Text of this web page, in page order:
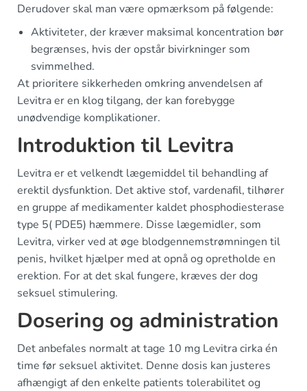
Derudover skal man være opmærksom på følgende:
Aktiviteter, der kræver maksimal koncentration bør
begrænses, hvis der opstår bivirkninger som
svimmelhed.
At prioritere sikkerheden omkring anvendelsen af
Levitra er en klog tilgang, der kan forebygge
unødvendige komplikationer.
Introduktion til Levitra
Levitra er et velkendt lægemiddel til behandling af
erektil dysfunktion. Det aktive stof, vardenafil, tilhører
en gruppe af medikamenter kaldet phosphodiesterase
type 5( PDE5) hæmmere. Disse lægemidler, som
Levitra, virker ved at øge blodgennemstrømningen til
penis, hvilket hjælper med at opnå og opretholde en
erektion. For at det skal fungere, kræves der dog
seksuel stimulering.
Dosering og administration
Det anbefales normalt at tage 10 mg Levitra cirka én
time før seksuel aktivitet. Denne dosis kan justeres
afhængigt af den enkelte patients tolerabilitet og